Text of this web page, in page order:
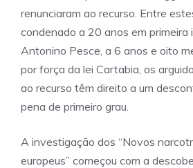
renunciaram ao recurso. Entre
condenado a 20 anos em primeira
Antonino Pesce, a 6 anos e oito
por força da lei Cartabia, os
ao recurso têm direito a um
pena de primeiro grau.
A investigação dos “Novos
europeus” começou com a